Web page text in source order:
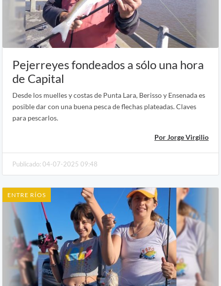
Pejerreyes fondeados a sólo una hora
de Capital
Desde los muelles y costas de Punta Lara, Berisso y Ensenada es
posible dar con una buena pesca de flechas plateadas. Claves
para pescarlos.
Por Jorge Virgilio
Publicado: 04-07-2025 09:48
ENTRE RÍOS